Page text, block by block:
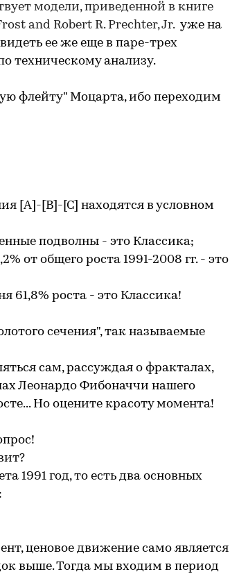
модели, приведенной в книге
and Robert R. Prechter, Jr. уже на
ее же еще в паре-трех
техническому анализу.
флейту" Моцарта, ибо переходим
[А]-[В]-[С] находятся в условном
подволны - это Классика;
от общего роста 1991-2008 гг. - это
61,8% роста - это Классика!
сечения", так называемые
сам, рассуждая о фракталах,
Леонардо Фибоначчи нашего
Но оцените красоту момента!
1991 год, то есть два основных
ценовое движение само является
выше. Тогда мы входим в период